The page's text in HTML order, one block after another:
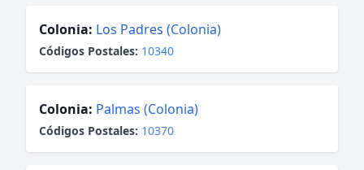
Colonia: Los Padres (Colonia)
Códigos Postales: 10340
Colonia: Palmas (Colonia)
Códigos Postales: 10370